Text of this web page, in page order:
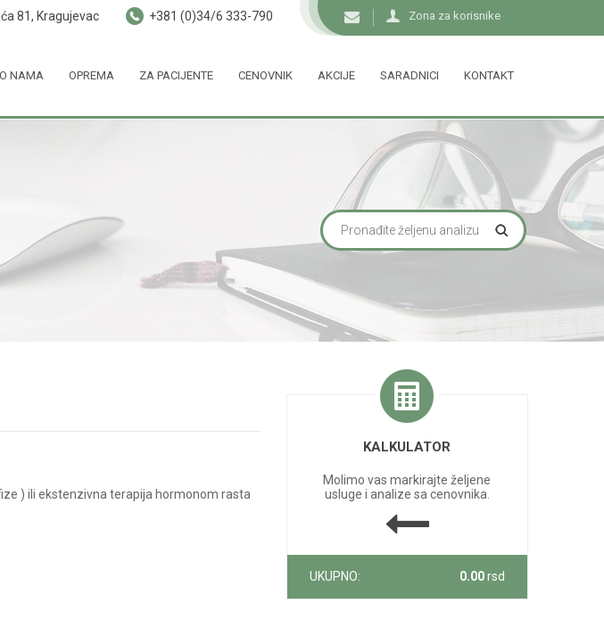
Zona za korisnike
81, Kragujevac +381 (0)34/6 333-790
O NAMA OPREMA ZA PACIJENTE CENOVNIK AKCIJE SARADNICI KONTAKT
) ili ekstenzivna terapija hormonom rasta
KALKULATOR
Molimo vas markirajte željene
usluge i analize sa cenovnika.
UKUPNO: 0.00rsd